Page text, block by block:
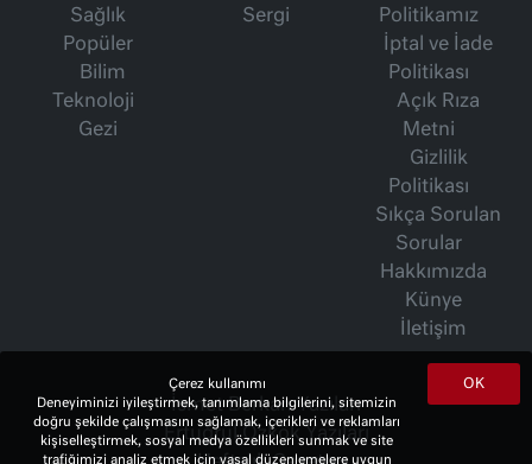
Sağlık
Popüler
Bilim
Teknoloji
Gezi
Sergi
Politikamız
İptal ve İade
Politikası
Açık Rıza
Metni
Gizlilik
Politikası
Sıkça Sorulan
Sorular
Hakkımızda
Künye
İletişim
İsmet Berkan Yazıları
Ertuğrul Özkök Yazıları
OK
Çerez kullanımı
Deneyiminizi iyileştirmek, tanımlama bilgilerini, sitemizin
doğru şekilde çalışmasını sağlamak, içerikleri ve reklamları
kişiselleştirmek, sosyal medya özellikleri sunmak ve site
trafiğimizi analiz etmek için yasal düzenlemelere uygun